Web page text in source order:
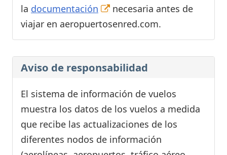
la documentación
necesaria antes de
viajar en aeropuertosenred.com.
Aviso de responsabilidad
El sistema de información de vuelos
muestra los datos de los vuelos a medida
que recibe las actualizaciones de los
diferentes nodos de información